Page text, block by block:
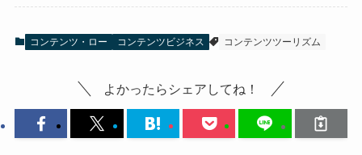
コンテンツ・ロー コンテンツビジネス コンテンツツーリズム
よかったらシェアしてね！